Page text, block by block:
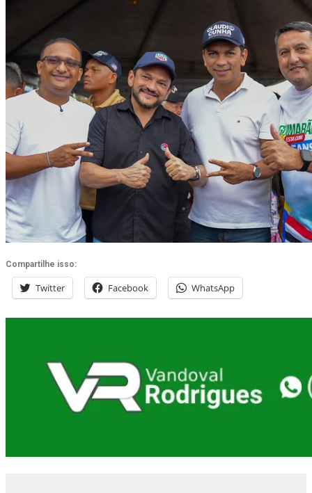
Compartilhe isso:
Twitter Facebook WhatsApp